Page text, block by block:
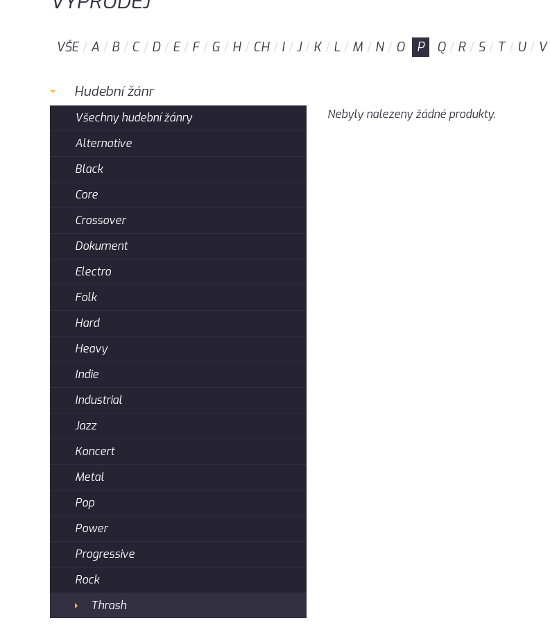
VŠE A B C D E F G H CH I J K L M N O P Q R S T U V
Hudební žánr
Všechny hudební žánry
Alternative
Black
Core
Crossover
Dokument
Electro
Folk
Hard
Heavy
Indie
Industrial
Jazz
Koncert
Metal
Pop
Power
Progressive
Rock
Thrash
Nebyly nalezeny žádné produkty.